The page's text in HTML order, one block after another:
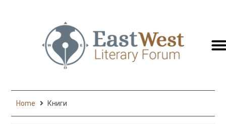
Home Книги